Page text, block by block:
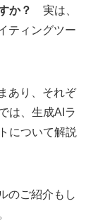
か？
実は、
ティングツー
あり、それぞ
は、生成AIラ
について解説
のご紹介もし